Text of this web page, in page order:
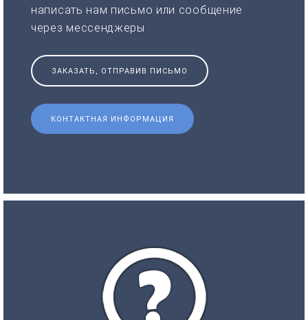
написать нам письмо или сообщение
через мессенджеры
ЗАКАЗАТЬ, ОТПРАВИВ ПИСЬМО
КОНТАКТНАЯ ИНФОРМАЦИЯ